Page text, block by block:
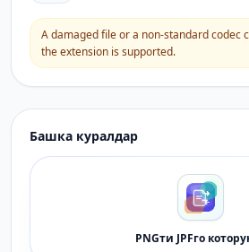
A damaged file or a non-standard codec
the extension is supported.
Башка куралдар
PNGти JPFго